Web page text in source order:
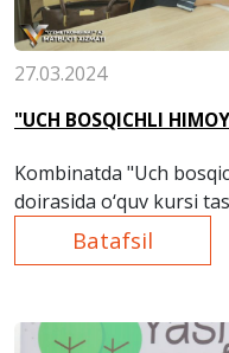
27.03.2024
"UCH BOSQICHLI
Kombinatda "Uch
doirasida o‘quv kursi
Batafsil